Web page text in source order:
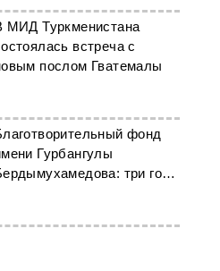
МИД Туркменистана
встреча с
послом Гватемалы
фонд
Гурбангулы
три года
социальной и
миссии